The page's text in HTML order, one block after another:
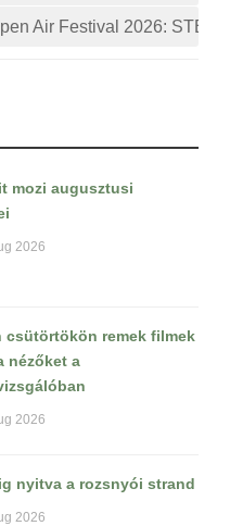
Air Festival 2026:
mozi augusztusi
2026
csütörtökön remek filmek
nézőket a
2026
nyitva a rozsnyói strand
2026